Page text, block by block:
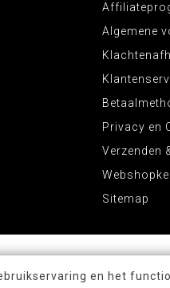
Algemene
Privacy en
Verzenden
Sitemap
en het